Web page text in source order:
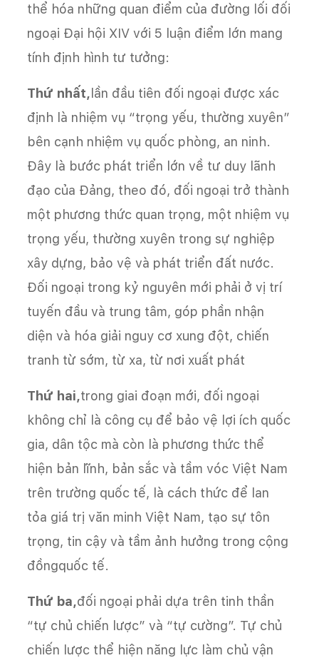
thể hóa những quan điểm của đường lối đối
ngoại Đại hội XIV với 5 luận điểm lớn mang
tính định hình tư tưởng:
Thứ nhất,lần đầu tiên đối ngoại được xác
định là nhiệm vụ “trọng yếu, thường xuyên”
bên cạnh nhiệm vụ quốc phòng, an ninh.
Đây là bước phát triển lớn về tư duy lãnh
đạo của Đảng, theo đó, đối ngoại trở thành
một phương thức quan trọng, một nhiệm vụ
trọng yếu, thường xuyên trong sự nghiệp
xây dựng, bảo vệ và phát triển đất nước.
Đối ngoại trong kỷ nguyên mới phải ở vị trí
tuyến đầu và trung tâm, góp phần nhận
diện và hóa giải nguy cơ xung đột, chiến
tranh từ sớm, từ xa, từ nơi xuất phát
Thứ hai,trong giai đoạn mới, đối ngoại
không chỉ là công cụ để bảo vệ lợi ích quốc
gia, dân tộc mà còn là phương thức thể
hiện bản lĩnh, bản sắc và tầm vóc Việt Nam
trên trường quốc tế, là cách thức để lan
tỏa giá trị văn minh Việt Nam, tạo sự tôn
trọng, tin cậy và tầm ảnh hưởng trong cộng
đồngquốc tế.
Thứ ba,đối ngoại phải dựa trên tinh thần
“tự chủ chiến lược” và “tự cường”. Tự chủ
chiến lược thể hiện năng lực làm chủ vận